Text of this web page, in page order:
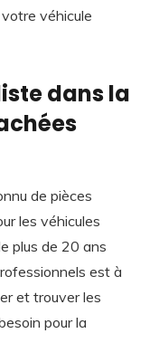
véhicule
dans la
de pièces
les véhicules
plus de 20 ans
est à
et trouver les
pour la